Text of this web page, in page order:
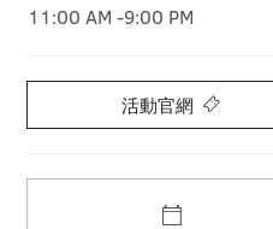
11:00 AM-9:00 PM